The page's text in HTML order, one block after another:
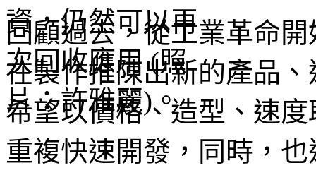
回顧過去，從工業革命
在製作推陳出新的產品
希望以價格、造型、速
重複快速開發，同時，